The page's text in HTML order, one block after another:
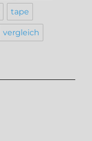
tape
vergleich